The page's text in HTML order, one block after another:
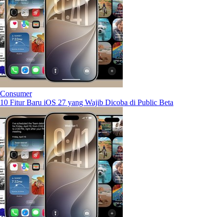
Consumer
10 Fitur Baru iOS 27 yang Wajib Dicoba di Public Beta